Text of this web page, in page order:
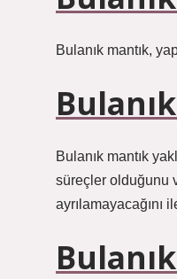
Bulanık mantık,
Bulanık mantık
süreçler olduğunu
ayrılamayacağını